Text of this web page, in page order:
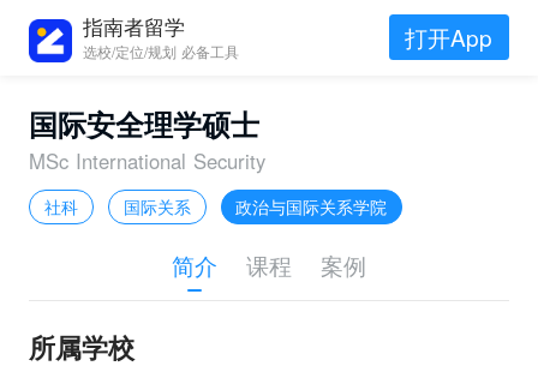
指南者留学
选校/定位/规划 必备工具 打开App
国际安全理学硕士
MSc International Security
社科 国际关系 政治与国际关系学院
简介 课程 案例
所属学校